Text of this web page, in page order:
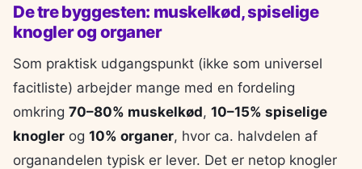
De tre byggesten: muskelkød, spiselige
knogler og organer
Som praktisk udgangspunkt (ikke som universel
facitliste) arbejder mange med en fordeling
omkring 70–80% muskelkød, 10–15% spiselige
knogler og 10% organer, hvor ca. halvdelen af
organandelen typisk er lever. Det er netop knogler